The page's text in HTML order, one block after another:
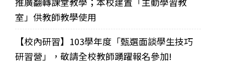
室」供教師教學使用
【校內研習】103學年度「甄選面談學生技巧
研習營」，敬請全校教師踴躍報名參加!